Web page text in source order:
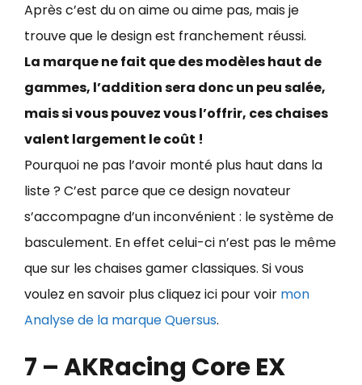
Après c’est du on aime ou aime pas, mais je
trouve que le design est franchement réussi.
La marque ne fait que des modèles haut de
gammes, l’addition sera donc un peu salée,
mais si vous pouvez vous l’offrir, ces chaises
valent largement le coût !
Pourquoi ne pas l’avoir monté plus haut dans la
liste ? C’est parce que ce design novateur
s’accompagne d’un inconvénient : le système de
basculement. En effet celui-ci n’est pas le même
que sur les chaises gamer classiques. Si vous
voulez en savoir plus cliquez ici pour voir mon
Analyse de la marque Quersus.
7 – AKRacing Core EX